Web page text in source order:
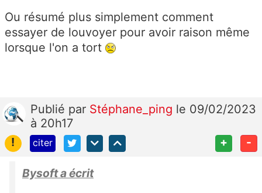
Ou résumé plus simplement comment
essayer de louvoyer pour avoir raison même
lorsque l'on a tort
Publié par Stéphane_ping le 09/02/2023
à 20h17
!
citer + -
Bysoft a écrit